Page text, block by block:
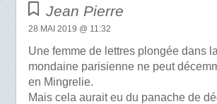
Jean Pierre
28 MAI 2019 @ 11:32
Une femme de lettres plongée dans
mondaine parisienne ne peut
en Mingrelie.
Mais cela aurait eu du panache de